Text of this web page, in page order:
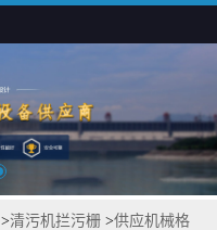
>清污机拦污栅 >供应机械格